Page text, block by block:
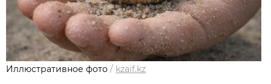
Иллюстративное фото / kzaif.kz